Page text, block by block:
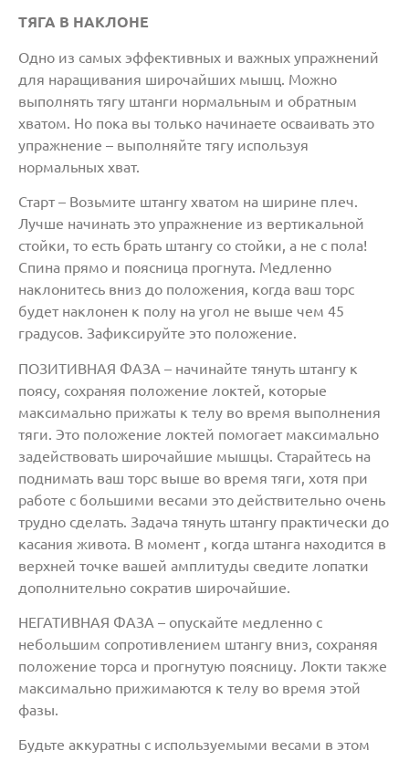
ТЯГА В НАКЛОНЕ
Одно из самых эффективных и важных упражнений
для наращивания широчайших мышц. Можно
выполнять тягу штанги нормальным и обратным
хватом. Но пока вы только начинаете осваивать это
упражнение – выполняйте тягу используя
нормальных хват.
Старт – Возьмите штангу хватом на ширине плеч.
Лучше начинать это упражнение из вертикальной
стойки, то есть брать штангу со стойки, а не с пола!
Спина прямо и поясница прогнута. Медленно
наклонитесь вниз до положения, когда ваш торс
будет наклонен к полу на угол не выше чем 45
градусов. Зафиксируйте это положение.
ПОЗИТИВНАЯ ФАЗА – начинайте тянуть штангу к
поясу, сохраняя положение локтей, которые
максимально прижаты к телу во время выполнения
тяги. Это положение локтей помогает максимально
задействовать широчайшие мышцы. Старайтесь на
поднимать ваш торс выше во время тяги, хотя при
работе с большими весами это действительно очень
трудно сделать. Задача тянуть штангу практически до
касания живота. В момент , когда штанга находится в
верхней точке вашей амплитуды сведите лопатки
дополнительно сократив широчайшие.
НЕГАТИВНАЯ ФАЗА – опускайте медленно с
небольшим сопротивлением штангу вниз, сохраняя
положение торса и прогнутую поясницу. Локти также
максимально прижимаются к телу во время этой
фазы.
Будьте аккуратны с используемыми весами в этом